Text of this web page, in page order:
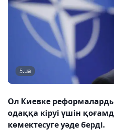
5.ua
Ол Киевке
одаққа кіруі үшін
көмектесуге уәде берді.